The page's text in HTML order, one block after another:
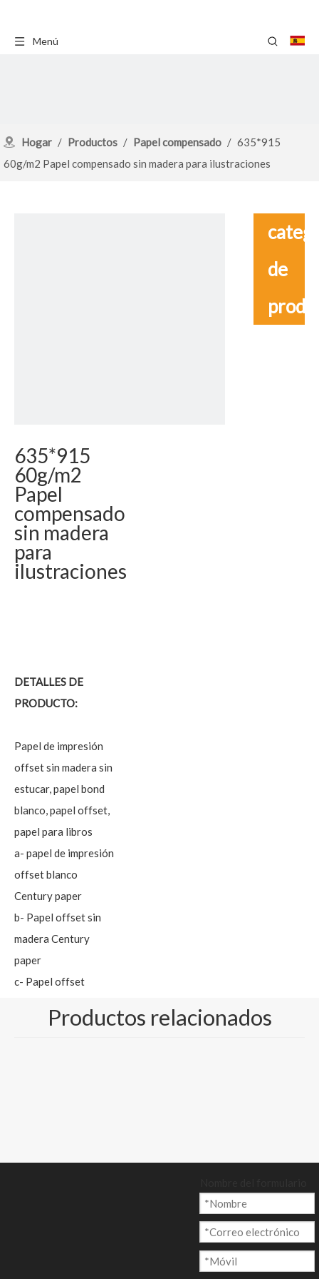
Menú
Hogar / Productos / Papel compensado / 635*915
60g/m2 Papel compensado sin madera para ilustraciones
635*915
60g/m2
Papel
compensado
sin madera
para
ilustraciones
DETALLES DE
PRODUCTO:
Papel de impresión
offset sin madera sin
estucar, papel bond
blanco, papel offset,
papel para libros
a- papel de impresión
offset blanco
Century paper
b- Papel offset sin
madera Century
paper
c- Papel offset
blanco y crema
Cantidad:
de
Productos relacionados